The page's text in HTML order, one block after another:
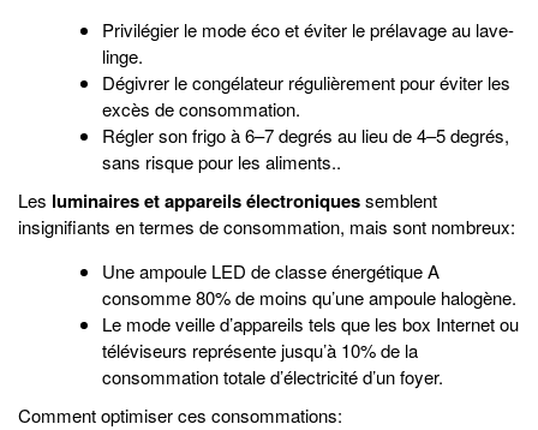
Privilégier le mode éco et éviter le prélavage au lave-
linge.
Dégivrer le congélateur régulièrement pour éviter les
excès de consommation.
Régler son frigo à 6–7 degrés au lieu de 4–5 degrés,
sans risque pour les aliments..
Les luminaires et appareils électroniquessemblent
insignifiants en termes de consommation, mais sont nombreux:
Une ampoule LED de classe énergétique A
consomme 80% de moins qu’une ampoule halogène.
Le mode veille d’appareils tels que les box Internet ou
téléviseurs représente jusqu’à 10% de la
consommation totale d’électricité d’un foyer.
Comment optimiser ces consommations: